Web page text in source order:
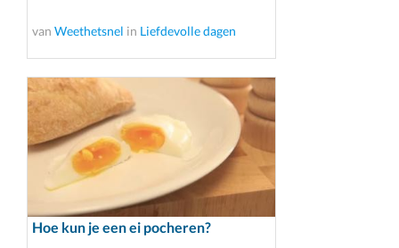
van Weethetsnel in Liefdevolle dagen
Hoe kun je een ei pocheren?